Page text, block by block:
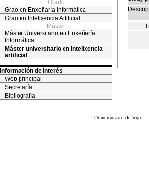
Grado
Grao en Enxeñaría Informática
Grao en Intelixencia Artificial
Máster
Máster Universitario en Enxeñaría
Informática
Máster universitario en Intelixencia
artificial
Información de interés
Web principal
Secretaría
Bibliografía
Universidade de Vigo |